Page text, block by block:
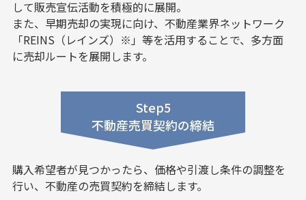
して販売宣伝活動を積極的に展開。
また、早期売却の実現に向け、不動産業界ネットワーク
「REINS（レインズ）※」等を活用することで、多方面
に売却ルートを展開します。
Step5
不動産売買契約の締結
購入希望者が見つかったら、価格や引渡し条件の調整を
行い、不動産の売買契約を締結します。